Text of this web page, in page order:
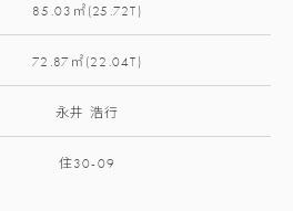
85.03㎡(25.72T)
72.87㎡(22.04T)
永井 浩行
住30-09